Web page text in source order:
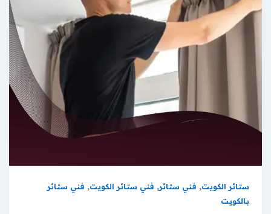
ستائر الكويت,فني ستائر,فني ستائر الكويت,فني ستائر
بالكويت